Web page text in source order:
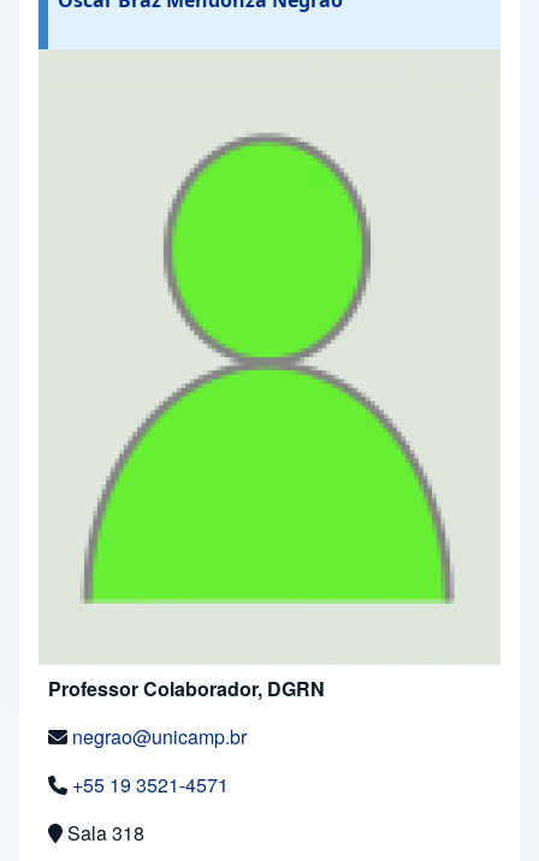
Professor Colaborador, DGRN
negrao@unicamp.br
+55 19 3521-4571
Sala 318